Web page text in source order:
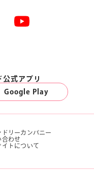
式アプリ
Google Play
ドリーカンパニー
合わせ
イトについて